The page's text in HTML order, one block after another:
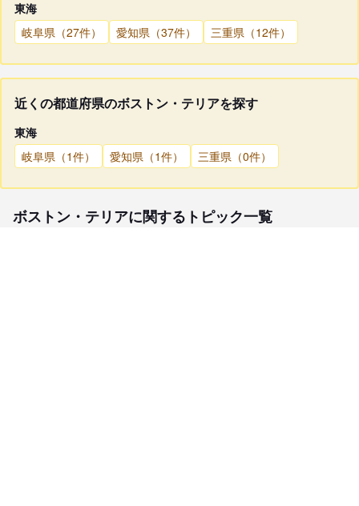
東海
岐阜県（27件）
愛知県（37件） 三重県（12件）
近くの都道府県のボストン・テリアを探す
東海
岐阜県（1件）
愛知県（1件） 三重県（0件）
ボストン・テリアに関するトピック一覧